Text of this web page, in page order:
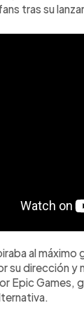
tras su
al
su dirección y
Epic Games,